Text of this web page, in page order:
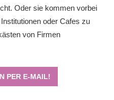
Oder sie kommen vorbei
oder Cafes zu
von Firmen
PER E-MAIL!